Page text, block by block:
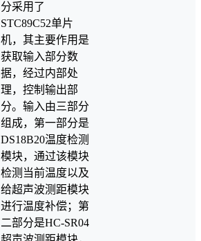
分采用了
STC89C52单片
机，其主要作用是
获取输入部分数
据，经过内部处
理，控制输出部
分。输入由三部分
组成，第一部分是
DS18B20温度检测
模块，通过该模块
检测当前温度以及
给超声波测距模块
进行温度补偿；第
二部分是HC-SR04